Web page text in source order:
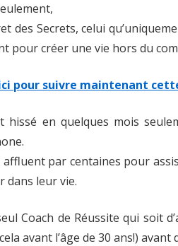
des Secrets, celui
pour créer une vie hors du
pour suivre maintenant
hissé en quelques mois
affluent par centaines pour
dans leur vie.
Coach de Réussite qui soit
avant l’âge de 30 ans!)